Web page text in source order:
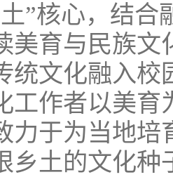
”核心，结合
美育与民族文
统文化融入
工作者以美育
力于为当地培
乡土的文化种